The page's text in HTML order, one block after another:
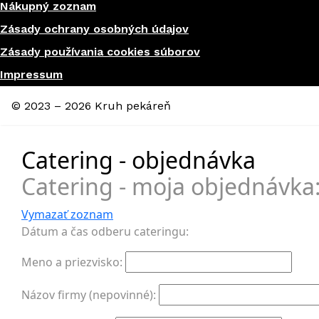
Nákupný zoznam
Zásady ochrany osobných údajov
Zásady používania cookies súborov
Impressum
© 2023 – 2026 Kruh pekáreň
Catering - objednávka
Catering - moja
Vymazať zoznam
Dátum a čas odberu cateringu:
Meno a priezvisko:
Názov firmy (nepovinné):